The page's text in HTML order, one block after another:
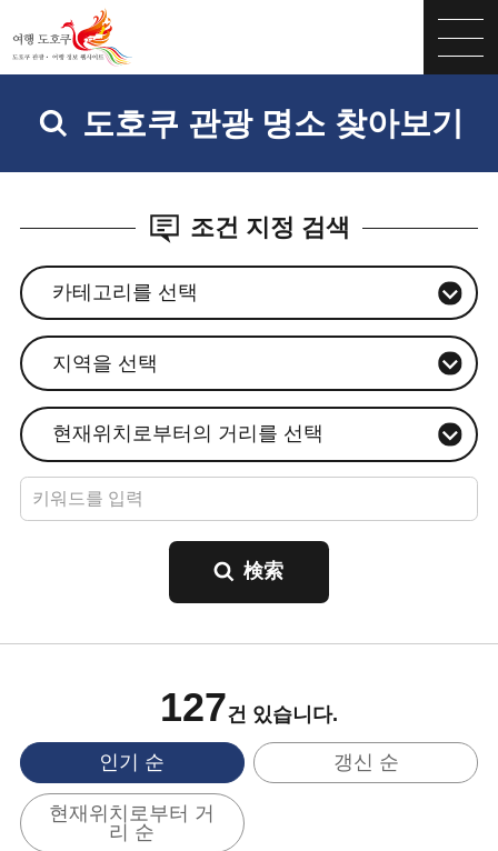
도호쿠 관광 명소 찾아보기
조건 지정 검색
카테고리를 선택
지역을 선택
현재위치로부터의 거리를 선택
127건 있습니다.
인기 순 갱신 순
현재위치로부터 거
리 순